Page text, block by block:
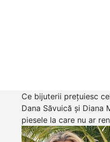
Ce bijuterii prețuiesc
Dana Săvuică și Diana
piesele la care nu ar